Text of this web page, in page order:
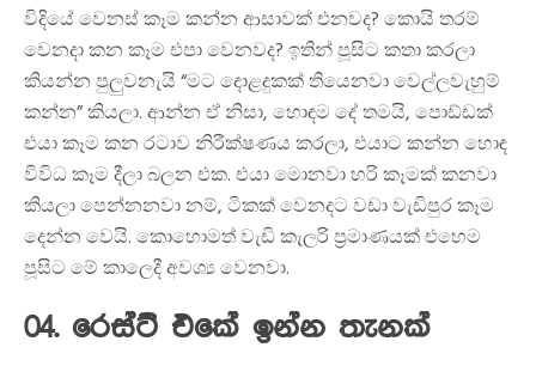
විදියේ වෙනස් කෑම කන්න ආසාවක් එනවද? කොයි තරම්
වෙනදා කන කෑම එපා වෙනවද? ඉතින් පූසිට කතා කරලා
කියන්න පුලුවනැයි “මට දොළදුකක් තියෙනවා වෙල්ලවැහුම්
කන්න” කියලා. ආන්න ඒ නිසා, හොඳම දේ තමයි, පොඩ්ඩක්
එයා කෑම කන රටාව නිරීක්ෂණය කරලා, එයාට කන්න හොඳ
විවිධ කෑම දීලා බලන එක. එයා මොනවා හරි කෑමක් කනවා
කියලා පෙන්නනවා නම්, ටිකක් වෙනදට වඩා වැඩිපුර කෑම
දෙන්න වෙයි. කොහොමත් වැඩි කැලරි ප්‍රමාණයක් එහෙම
පූසිට මේ කාලෙදී අවශ්‍ය වෙනවා.
04. රෙස්ට් එකේ ඉන්න තැනක්